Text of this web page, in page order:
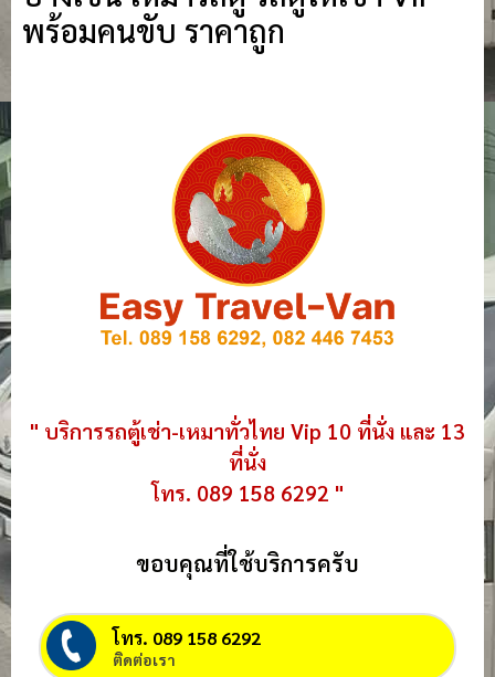
พร้อมคนขับ ราคาถูก
" บริการรถตู้เช่า-เหมาทั่วไทย Vip 10 ที่นั่ง และ 13
ที่นั่ง
โทร. 089 158 6292 "
ขอบคุณที่ใช้บริการครับ
โทร. 089 158 6292
ติดต่อเรา